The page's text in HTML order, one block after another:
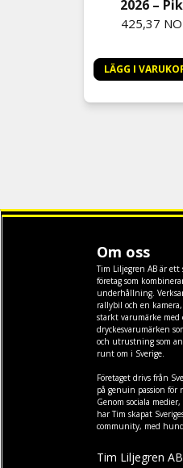
2026 –
425,37
LÄGG I
Om oss
Tim Liljegren AB är
företag som
underhållning.
rallybil och en
starkt varumärke med
dryckesvarumärken
och utrustning som
runt om i Sverige.
Företaget drivs från
på genuin passion för
Genom sociala
har Tim skapat
community, med
Tim Liljegren AB